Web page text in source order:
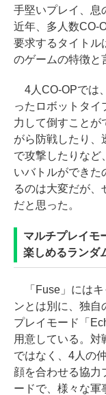
手堅いプレイ、息
近年、多人数CO-
要求するタイトル
のゲームの特徴と
4人CO-OPでは
ったロボットタイ
力して倒すことが
がら防戦したり、
で攻撃したりなど
いバトルができた
るのは大変だが、
だと思った。
マルチプレイモ
楽しめるランダ
「Fuse」にはキ
ンとは別に、独自
プレイモード「
用意している。対
ではなく、4人の
顔を合わせる協力
ードで、様々な軍